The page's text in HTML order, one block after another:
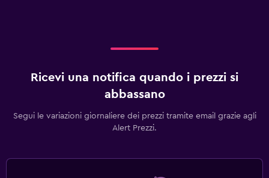
Ricevi una notifica quando i prezzi si
abbassano
Segui le variazioni giornaliere dei prezzi tramite email grazie agli
Alert Prezzi.